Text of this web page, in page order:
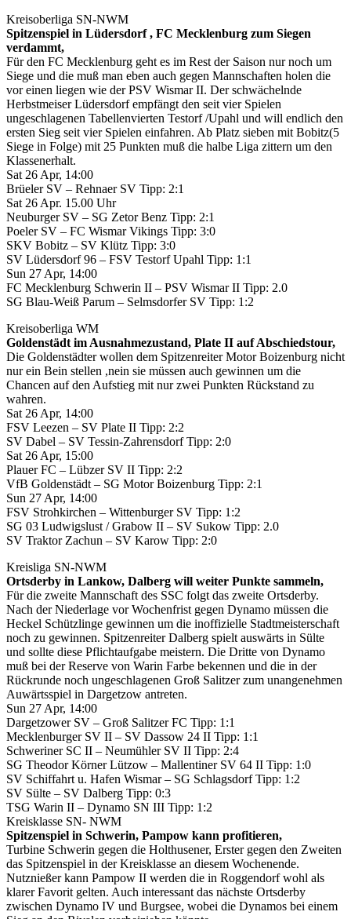
Kreisoberliga SN-NWM
Spitzenspiel in Lüdersdorf , FC Mecklenburg zum Siegen
verdammt,
Für den FC Mecklenburg geht es im Rest der Saison nur noch um
Siege und die muß man eben auch gegen Mannschaften holen die
vor einen liegen wie der PSV Wismar II. Der schwächelnde
Herbstmeiser Lüdersdorf empfängt den seit vier Spielen
ungeschlagenen Tabellenvierten Testorf /Upahl und will endlich den
ersten Sieg seit vier Spielen einfahren. Ab Platz sieben mit Bobitz(5
Siege in Folge) mit 25 Punkten muß die halbe Liga zittern um den
Klassenerhalt.
Sat 26 Apr, 14:00
Brüeler SV – Rehnaer SV Tipp: 2:1
Sat 26 Apr. 15.00 Uhr
Neuburger SV – SG Zetor Benz Tipp: 2:1
Poeler SV – FC Wismar Vikings Tipp: 3:0
SKV Bobitz – SV Klütz Tipp: 3:0
SV Lüdersdorf 96 – FSV Testorf Upahl Tipp: 1:1
Sun 27 Apr, 14:00
FC Mecklenburg Schwerin II – PSV Wismar II Tipp: 2.0
SG Blau-Weiß Parum – Selmsdorfer SV Tipp: 1:2
Kreisoberliga WM
Goldenstädt im Ausnahmezustand, Plate II auf Abschiedstour,
Die Goldenstädter wollen dem Spitzenreiter Motor Boizenburg nicht
nur ein Bein stellen ,nein sie müssen auch gewinnen um die
Chancen auf den Aufstieg mit nur zwei Punkten Rückstand zu
wahren.
Sat 26 Apr, 14:00
FSV Leezen – SV Plate II Tipp: 2:2
SV Dabel – SV Tessin-Zahrensdorf Tipp: 2:0
Sat 26 Apr, 15:00
Plauer FC – Lübzer SV II Tipp: 2:2
VfB Goldenstädt – SG Motor Boizenburg Tipp: 2:1
Sun 27 Apr, 14:00
FSV Strohkirchen – Wittenburger SV Tipp: 1:2
SG 03 Ludwigslust / Grabow II – SV Sukow Tipp: 2.0
SV Traktor Zachun – SV Karow Tipp: 2:0
Kreisliga SN-NWM
Ortsderby in Lankow, Dalberg will weiter Punkte sammeln,
Für die zweite Mannschaft des SSC folgt das zweite Ortsderby.
Nach der Niederlage vor Wochenfrist gegen Dynamo müssen die
Heckel Schützlinge gewinnen um die inoffizielle Stadtmeisterschaft
noch zu gewinnen. Spitzenreiter Dalberg spielt auswärts in Sülte
und sollte diese Pflichtaufgabe meistern. Die Dritte von Dynamo
muß bei der Reserve von Warin Farbe bekennen und die in der
Rückrunde noch ungeschlagenen Groß Salitzer zum unangenehmen
Auwärtsspiel in Dargetzow antreten.
Sun 27 Apr, 14:00
Dargetzower SV – Groß Salitzer FC Tipp: 1:1
Mecklenburger SV II – SV Dassow 24 II Tipp: 1:1
Schweriner SC II – Neumühler SV II Tipp: 2:4
SG Theodor Körner Lützow – Mallentiner SV 64 II Tipp: 1:0
SV Schiffahrt u. Hafen Wismar – SG Schlagsdorf Tipp: 1:2
SV Sülte – SV Dalberg Tipp: 0:3
TSG Warin II – Dynamo SN III Tipp: 1:2
Kreisklasse SN- NWM
Spitzenspiel in Schwerin, Pampow kann profitieren,
Turbine Schwerin gegen die Holthusener, Erster gegen den Zweiten
das Spitzenspiel in der Kreisklasse an diesem Wochenende.
Nutznießer kann Pampow II werden die in Roggendorf wohl als
klarer Favorit gelten. Auch interessant das nächste Ortsderby
zwischen Dynamo IV und Burgsee, wobei die Dynamos bei einem